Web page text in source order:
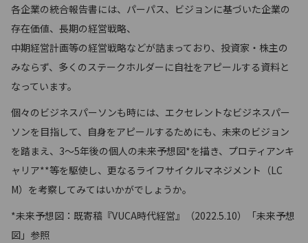
各企業の統合報告書には、パーパス、ビジョンに基づいた企業の
存在価値、長期の経営戦略、
中期経営計画等の経営戦略などが詰まっており、投資家・株主の
みならず、多くのステークホルダーに自社をアピールする資料と
なっています。
個々のビジネスパーソンも時には、エクセレントなビジネスパー
ソンを目指して、自身をアピールするためにも、未来のビジョン
を踏まえ、3～5年後の個人の未来予想図*を描き、プロティアンキ
ャリア**等を駆使し、更なるライフサイクルマネジメント（LC
M）を考察してみてはいかがでしょうか。
*未来予想図：既寄稿『VUCA時代経営』（2022.5.10）「未来予想
図」参照